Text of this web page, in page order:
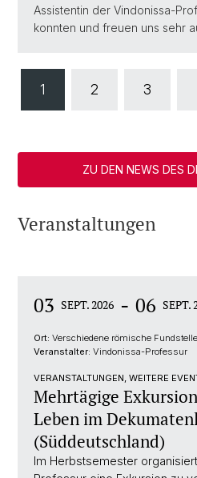
Assistentin der Vindonissa-
konnten und freuen uns sehr
1 2 3
ZU DEN NEWS DES
Veranstaltungen
03 SEPT. 2026 - 06 SEPT.
Ort: Verschiedene römische
Veranstalter: Vindonissa-Professur
VERANSTALTUNGEN, WEITERE
Mehrtägige
Leben im
(Süddeutschland)
Im Herbstsemester